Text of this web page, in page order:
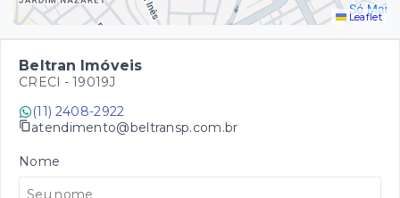
Leaflet
Beltran Imóveis
CRECI - 19019J
(11) 2408-2922
atendimento@beltransp.com.br
Nome